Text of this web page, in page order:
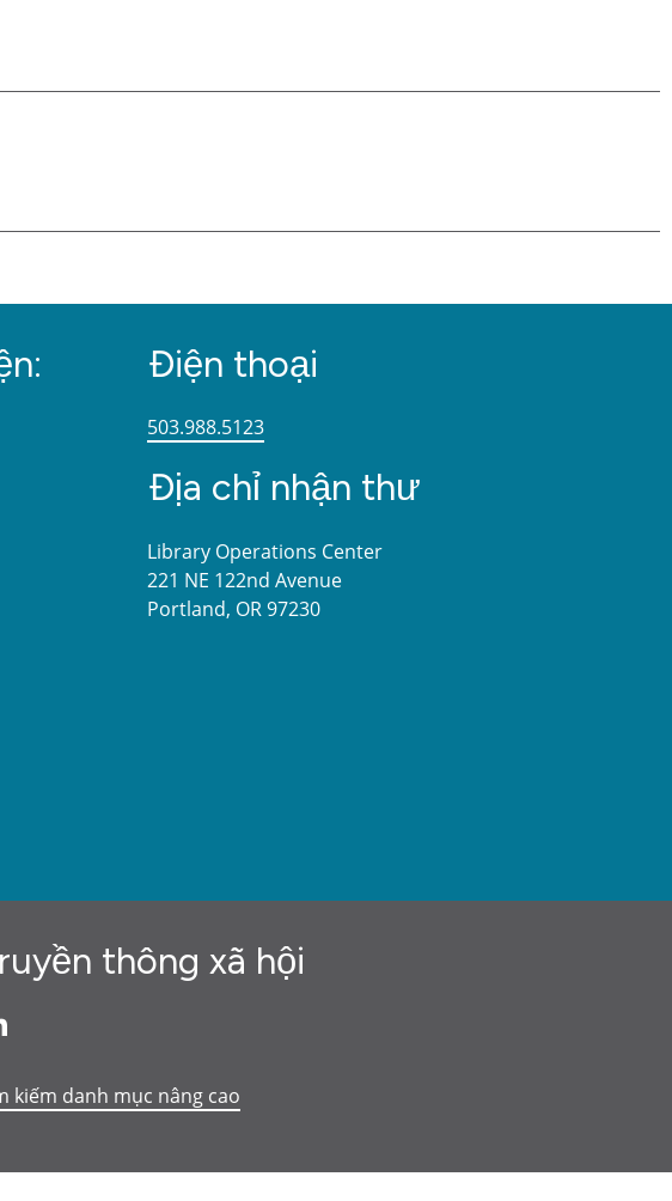
Điện thoại
503.988.5123
Địa chỉ nhận thư
Library Operations Center
221 NE 122nd Avenue
Portland, OR 97230
thông xã hội
kiếm danh mục nâng cao